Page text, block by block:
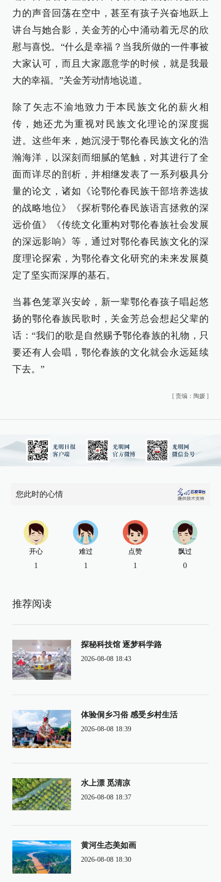
力的声音回荡在空中，甚至有孩子兴奋地跃上
讲台与她合影，关金芳的心中涌动着无尽的欣
慰与喜悦。“什么是幸福？当我所做的一件事被
大家认可，而且大家愿意学的时候，就是我最
大的幸福。”关金芳动情地说道。
除了矢志不渝地致力于本民族文化的薪火相
传，她还尤为重视对民族文化理论的深度掘
进。这些年来，她沉浸于鄂伦春民族文化的浩
瀚海洋，以深刻而细腻的笔触，对其进行了全
面而详尽的剖析，并相继发表了一系列极具分
量的论文，诸如《论鄂伦春民族干部培养选拔
的战略地位》《探析鄂伦春民族语言拯救的深
远价值》《传统文化重构对鄂伦春族社会发展
的深远影响》等，通过对鄂伦春民族文化的深
度理论探索，为鄂伦春文化研究的未来发展奠
定了坚实而深厚的基石。
当暮色笼罩兴安岭，新一辈鄂伦春孩子唱起悠
扬的鄂伦春族民歌时，关金芳总会想起父辈的
话：“我们的歌是自然赐予鄂伦春族的礼物，只
要还有人会唱，鄂伦春族的文化就会永远延续
下去。”
[ 责编：陶媛 ]
您此时的心情
开心
1
难过
1
点赞
1
飘过
0
推荐阅读
探秘科技馆 逐梦科学路
2026-08-08 18:43
体验侗乡习俗 感受乡村生活
2026-08-08 18:39
水上漂 觅清凉
2026-08-08 18:37
黄河生态美如画
2026-08-08 18:30